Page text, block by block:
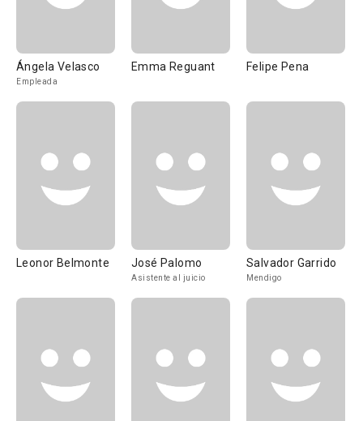
Ángela Velasco
Empleada
Emma Reguant Felipe Pena
Leonor Belmonte José Palomo
Asistente al juicio
Salvador Garrido
Mendigo